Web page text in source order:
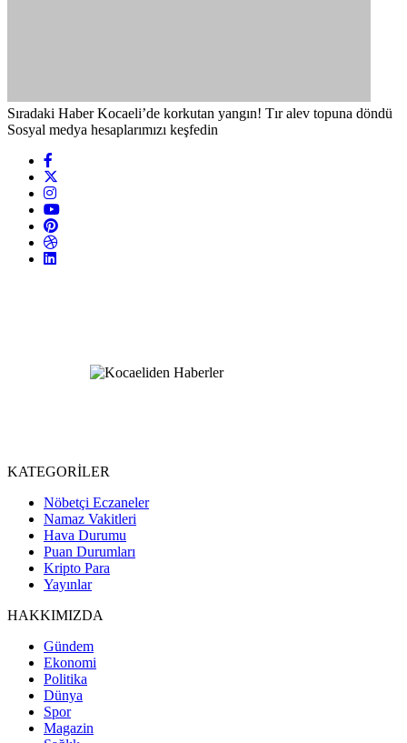
Sıradaki Haber Kocaeli’de korkutan yangın! Tır alev topuna döndü
Sosyal medya hesaplarımızı keşfedin
KATEGORİLER
Nöbetçi Eczaneler
Namaz Vakitleri
Hava Durumu
Puan Durumları
Kripto Para
Yayınlar
HAKKIMIZDA
Gündem
Ekonomi
Politika
Dünya
Spor
Magazin